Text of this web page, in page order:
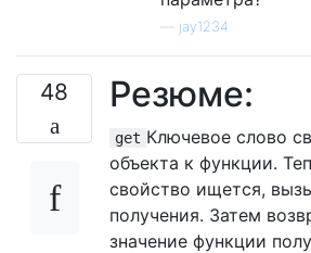
jay1234
48 Резюме:
get Ключевое слово
объекта к функции.
свойство ищется,
получения. Затем
значение функции